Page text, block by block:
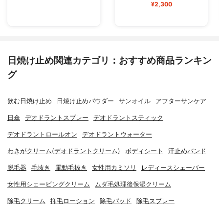
¥2,300
日焼け止め関連カテゴリ：おすすめ商品ランキン
グ
飲む日焼け止め 日焼け止めパウダー サンオイル アフターサンケア
日傘 デオドラントスプレー デオドラントスティック
デオドラントロールオン デオドラントウォーター
わきがクリーム(デオドラントクリーム) ボディシート 汗止めバンド
脱毛器 毛抜き 電動毛抜き 女性用カミソリ レディースシェーバー
女性用シェービングクリーム ムダ毛処理後保湿クリーム
除毛クリーム 抑毛ローション 除毛パッド 除毛スプレー